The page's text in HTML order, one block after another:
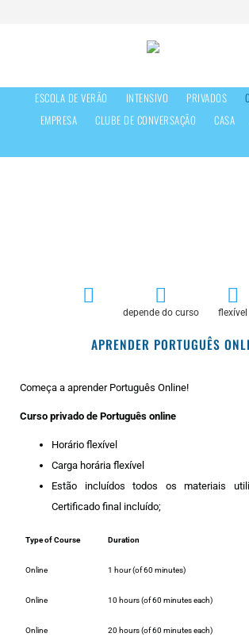
ESCOLA DE VERÃO INTENSIVO PRIVADOS
EMPRESA
CLUBE DE CONVERSAÇÃO CASA
depende do curso flexível
APRENDER PORTUGUÊS
Começa a aprender Português Online!
Curso privado de Português online
Horário flexível
Carga horária flexível
Estão incluídos todos os materiais
Certificado final incluído;
Type of Course Duration
Online 1 hour (of 60 minutes)
Online 10 hours (of 60 minutes each)
Online 20 hours (of 60 minutes each)